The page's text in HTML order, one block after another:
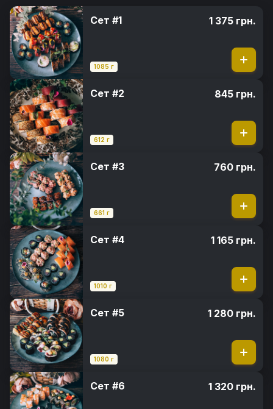
Сет #1
1085 г
1 375 грн.
Сет #2
612 г
845 грн.
Сет #3
661 г
760 грн.
Сет #4
1010 г
1 165 грн.
Сет #5
1080 г
1 280 грн.
Сет #6 1 320 грн.